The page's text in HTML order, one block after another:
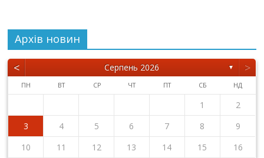
Архiв новин
< Серпень 2026 ▼ >
ПН ВТ СР ЧТ ПТ СБ НД
1
2
3
4 5 6 7 8
9
10
11 12 13 14 15
16